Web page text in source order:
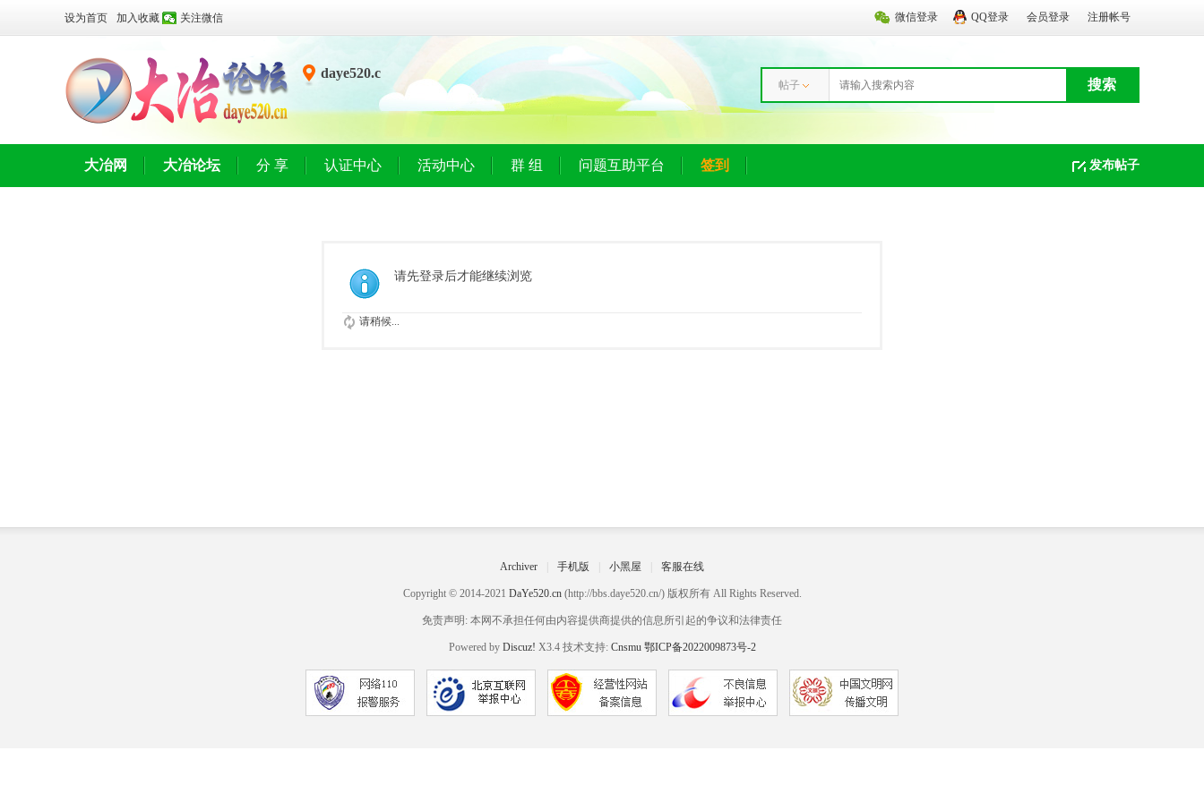
微信登录 QQ登录 会员登录 注册帐号
设为首页 加入收藏 关注微信
daye520.c
帖子 搜索
发布帖子
大冶网 大冶论坛 分 享 认证中心 活动中心 群 组 问题互助平台 签到
请先登录后才能继续浏览
请稍候...
Archiver 手机版 小黑屋 客服在线
Copyright © 2014-2021 DaYe520.cn(http://bbs.daye520.cn/) 版权所有 All Rights Reserved.
免责声明: 本网不承担任何由内容提供商提供的信息所引起的争议和法律责任
Powered by Discuz! X3.4 技术支持: Cnsmu 鄂ICP备2022009873号-2